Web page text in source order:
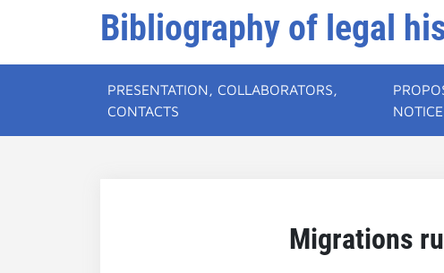
Bibliography of legal
PRESENTATION, COLLABORATORS,
CONTACTS
NOTICE
Migrations